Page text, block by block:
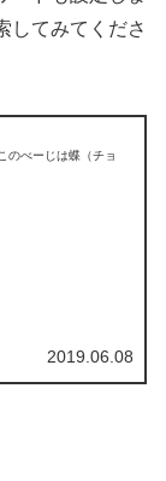
してみてくださ
のべーじは蝶（チョ
2019.06.08